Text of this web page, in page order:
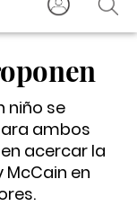
niño se
ambos
acercar la
en